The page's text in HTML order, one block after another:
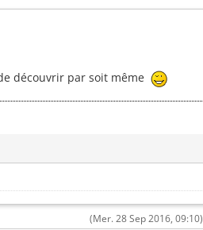
découvrir par soit même
(Mer. 28 Sep 2016, 09:10)